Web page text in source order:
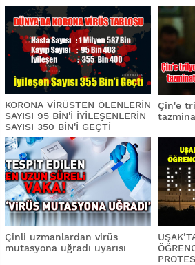
KORONA VİRÜSTEN ÖLENLERİN
SAYISI 95 BİN'İ İYİLEŞENLERİN
SAYISI 350 BİN'İ GEÇTİ
Çin'e
Çinli uzmanlardan virüs
mutasyona uğradı uyarısı